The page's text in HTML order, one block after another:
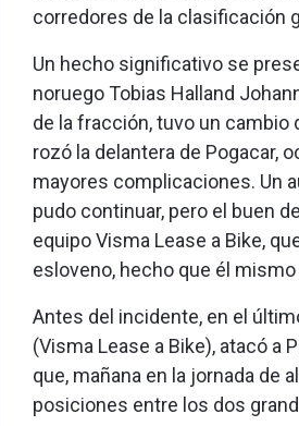
corredores de la clasificación
Un hecho significativo se
noruego Tobias Halland
de la fracción, tuvo un cambio
rozó la delantera de Pogacar,
mayores complicaciones. Un
pudo continuar, pero el buen
equipo Visma Lease a Bike,
esloveno, hecho que él
Antes del incidente, en el
(Visma Lease a Bike), atacó a
que, mañana en la jornada de
posiciones entre los dos